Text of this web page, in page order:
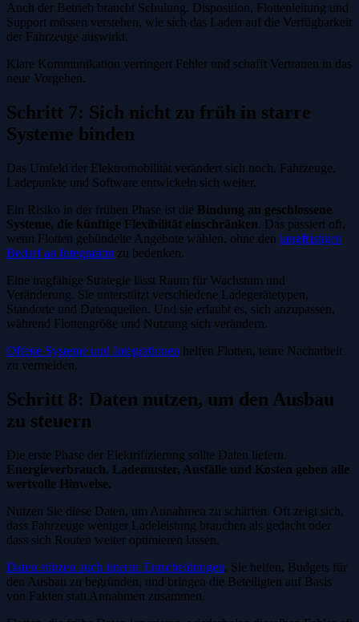
Auch der Betrieb braucht Schulung. Disposition, Flottenleitung und
Support müssen verstehen, wie sich das Laden auf die Verfügbarkeit
der Fahrzeuge auswirkt.
Klare Kommunikation verringert Fehler und schafft Vertrauen in das
neue Vorgehen.
Schritt 7: Sich nicht zu früh in starre
Systeme binden
Das Umfeld der Elektromobilität verändert sich noch. Fahrzeuge,
Ladepunkte und Software entwickeln sich weiter.
Ein Risiko in der frühen Phase ist die Bindung an geschlossene
Systeme, die künftige Flexibilität einschränken. Das passiert oft,
wenn Flotten gebündelte Angebote wählen, ohne den langfristigen
Bedarf an Integration zu bedenken.
Eine tragfähige Strategie lässt Raum für Wachstum und
Veränderung. Sie unterstützt verschiedene Ladegerätetypen,
Standorte und Datenquellen. Und sie erlaubt es, sich anzupassen,
während Flottengröße und Nutzung sich verändern.
Offene Systeme und Integrationen helfen Flotten, teure Nacharbeit
zu vermeiden.
Schritt 8: Daten nutzen, um den Ausbau
zu steuern
Die erste Phase der Elektrifizierung sollte Daten liefern.
Energieverbrauch, Lademuster, Ausfälle und Kosten geben alle
wertvolle Hinweise.
Nutzen Sie diese Daten, um Annahmen zu schärfen. Oft zeigt sich,
dass Fahrzeuge weniger Ladeleistung brauchen als gedacht oder
dass sich Routen weiter optimieren lassen.
Daten stützen auch interne Entscheidungen. Sie helfen, Budgets für
den Ausbau zu begründen, und bringen die Beteiligten auf Basis
von Fakten statt Annahmen zusammen.